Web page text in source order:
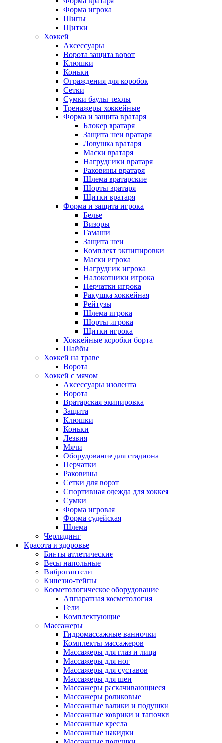
Форма игрока
Шипы
Щитки
Хоккей
Аксессуары
Ворота защита ворот
Клюшки
Коньки
Ограждения для коробок
Сетки
Сумки баулы чехлы
Тренажеры хоккейные
Форма и защита вратаря
Блокер вратаря
Защита шеи вратаря
Ловушка вратаря
Маски вратаря
Нагрудники вратаря
Раковины вратаря
Шлема вратарские
Шорты вратаря
Щитки вратаря
Форма и защита игрока
Белье
Визоры
Гамаши
Защита шеи
Комплект экпипировки
Маски игрока
Нагрудник игрока
Налокотники игрока
Перчатки игрока
Ракушка хоккейная
Рейтузы
Шлема игрока
Шорты игрока
Щитки игрока
Хоккейные коробки борта
Шайбы
Хоккей на траве
Ворота
Хоккей с мячом
Аксессуары изолента
Ворота
Вратарская экипировка
Защита
Клюшки
Коньки
Лезвия
Мячи
Оборудование для стадиона
Перчатки
Раковины
Сетки для ворот
Спортивная одежда для хоккея
Сумки
Форма игровая
Форма судейская
Шлема
Черлидинг
Красота и здоровье
Бинты атлетические
Весы напольные
Виброгантели
Кинезио-тейпы
Косметологическое оборудование
Аппаратная косметология
Гели
Комплектующие
Массажеры
Гидромассажные ванночки
Комплекты массажеров
Массажеры для глаз и лица
Массажеры для ног
Массажеры для суставов
Массажеры для шеи
Массажеры раскачивающиеся
Массажеры роликовые
Массажные валики и подушки
Массажные коврики и тапочки
Массажные кресла
Массажные накидки
Массажные подушки